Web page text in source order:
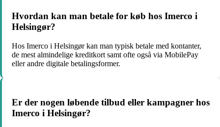
Hvordan kan man betale for køb hos Imerco i
Helsingør?
Hos Imerco i Helsingør kan man typisk betale med kontanter,
de mest almindelige kreditkort samt ofte også via MobilePay
eller andre digitale betalingsformer.
Er der nogen løbende tilbud eller kampagner hos
Imerco i Helsingør?